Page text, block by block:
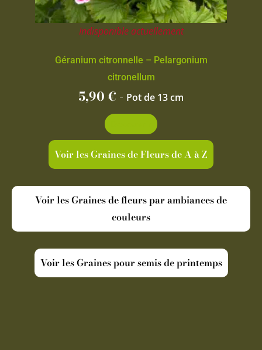
Indisponible actuellement
Géranium citronnelle – Pelargonium
citronellum
5,90€ - Pot de 13 cm
Voir les Graines de Fleurs de A à Z
Voir les Graines de fleurs par ambiances de
couleurs
Voir les Graines pour semis de printemps